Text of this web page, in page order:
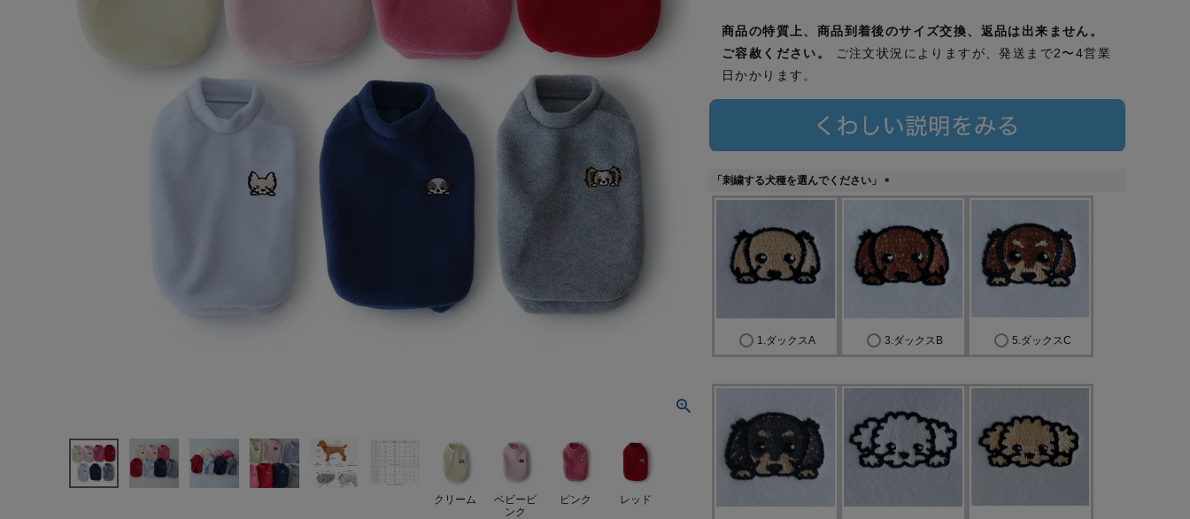
クリーム
ベビーピ
ンク
ピンク レッド
商品の特質上、商品到着後のサイズ交換、返品は出来ません。
ご容赦ください。
ご注文状況によりますが、発送まで2〜4営業
日かかります。
「刺繍する犬種を選んでください」
(
須
)
1.ダックスA 3.ダックスB 5.ダックスC